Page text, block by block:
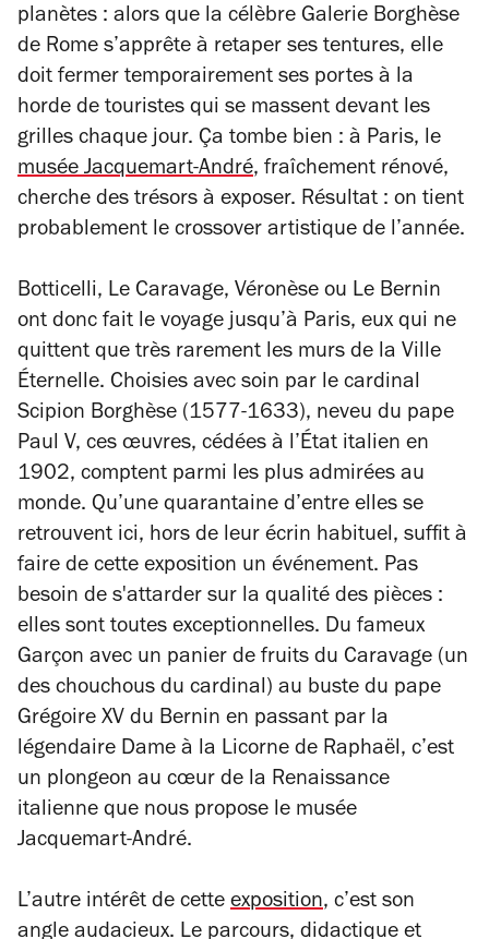
planètes : alors que la célèbre Galerie Borghèse
de Rome s’apprête à retaper ses tentures, elle
doit fermer temporairement ses portes à la
horde de touristes qui se massent devant les
grilles chaque jour. Ça tombe bien : à Paris, le
musée Jacquemart-André, fraîchement rénové,
cherche des trésors à exposer. Résultat : on tient
probablement le crossover artistique de l’année.
Botticelli, Le Caravage, Véronèse ou Le Bernin
ont donc fait le voyage jusqu’à Paris, eux qui ne
quittent que très rarement les murs de la Ville
Éternelle. Choisies avec soin par le cardinal
Scipion Borghèse (1577-1633), neveu du pape
Paul V, ces œuvres, cédées à l’État italien en
1902, comptent parmi les plus admirées au
monde. Qu’une quarantaine d’entre elles se
retrouvent ici, hors de leur écrin habituel, suffit à
faire de cette exposition un événement. Pas
besoin de s'attarder sur la qualité des pièces :
elles sont toutes exceptionnelles. Du fameux
Garçon avec un panier de fruits du Caravage (un
des chouchous du cardinal) au buste du pape
Grégoire XV du Bernin en passant par la
légendaire Dame à la Licorne de Raphaël, c’est
un plongeon au cœur de la Renaissance
italienne que nous propose le musée
Jacquemart-André.
L’autre intérêt de cette exposition, c’est son
angle audacieux. Le parcours, didactique et